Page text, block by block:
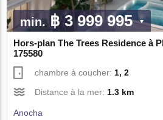
min.฿ 3 999 995
Hors-plan The Trees Residence à
175580
chambre à coucher: 1, 2
Distance à la mer: 1.3 km
Anocha